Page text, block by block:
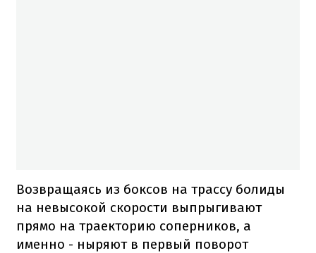
Возвращаясь из боксов на трассу болиды
на невысокой скорости выпрыгивают
прямо на траекторию соперников, а
именно - ныряют в первый поворот